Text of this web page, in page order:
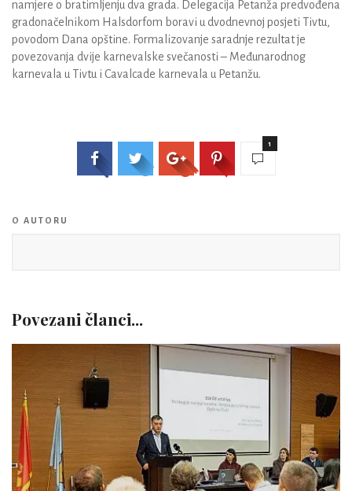
namjere o bratimljenju dva grada. Delegacija Petanža predvođena
gradonačelnikom Halsdorfom boravi u dvodnevnoj posjeti Tivtu,
povodom Dana opštine. Formalizovanje saradnje rezultat je
povezovanja dvije karnevalske svečanosti – Međunarodnog
karnevala u Tivtu i Cavalcade karnevala u Petanžu.
1
O AUTORU
Povezani članci...